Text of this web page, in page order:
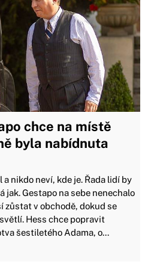
chce na místě
byla nabídnuta
nikdo neví, kde je. Řada lidí by
jak. Gestapo na sebe nenechalo
zůstat v obchodě, dokud se
Hess chce popravit
šestiletého Adama, o...